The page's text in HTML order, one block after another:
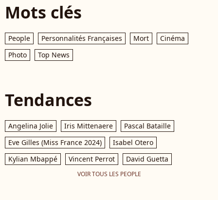
Mots clés
People Personnalités Françaises Mort
Cinéma
Photo
Top News
Tendances
Angelina Jolie Iris Mittenaere
Pascal Bataille
Eve Gilles (Miss France 2024)
Isabel Otero
Kylian Mbappé
Vincent Perrot David Guetta
VOIR TOUS LES PEOPLE